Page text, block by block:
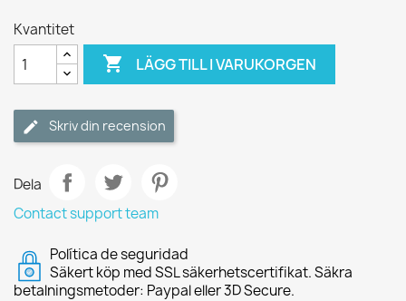
Kvantitet
 LÄGG TILL I VARUKORGEN
Skriv din recension
Dela
Contact support team
Política de seguridad
Säkert köp med SSL säkerhetscertifikat. Säkra
betalningsmetoder: Paypal eller 3D Secure.